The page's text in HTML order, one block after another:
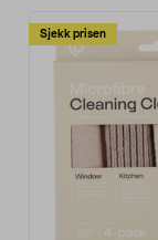
Sjekk prisen